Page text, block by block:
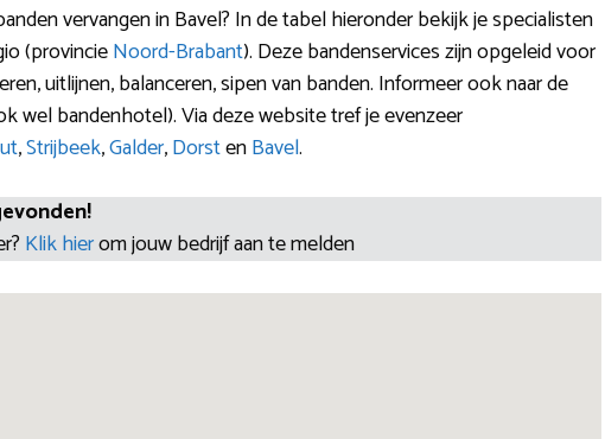
vervangen in Bavel? In de tabel hieronder bekijk je specialisten
(provincieNoord-Brabant). Deze bandenservices zijn opgeleid voor
uitlijnen, balanceren, sipen van banden. Informeer ook naar de
wel bandenhotel). Via deze website tref je evenzeer
,Strijbeek,Galder,DorstenBavel.
Klik hierom jouw bedrijf aan te melden